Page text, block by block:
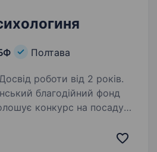
Полтава
роботи від 2 років.
конкурс на посаду
український фонд, який